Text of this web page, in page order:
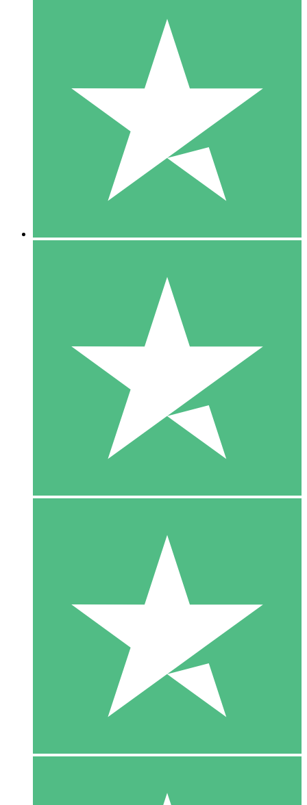
Individuella Kreditpaket
Betala per användning med nedladdningskrediter. Inget
1 Nedladdningar
10 00
10 Nedladdningar
20 00